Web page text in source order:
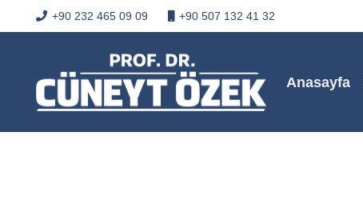
+90 232 465 09 09 +90 507 132 41 32
Anasayfa